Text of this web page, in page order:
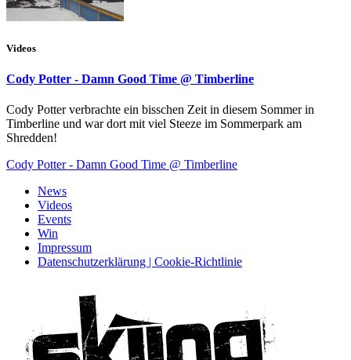
Videos
Cody Potter - Damn Good Time @ Timberline
Cody Potter verbrachte ein bisschen Zeit in diesem Sommer in
Timberline und war dort mit viel Steeze im Sommerpark am
Shredden!
Cody Potter - Damn Good Time @ Timberline
News
Videos
Events
Win
Impressum
Datenschutzerklärung | Cookie-Richtlinie